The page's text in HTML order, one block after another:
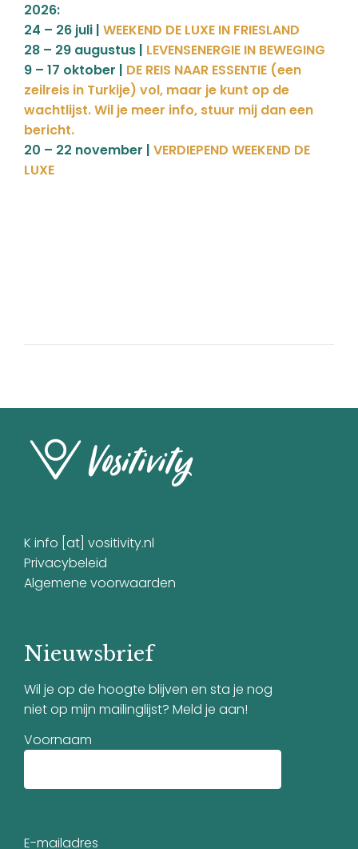
2026:
24 – 26 juli | WEEKEND DE LUXE IN FRIESLAND
28 – 29 augustus | LEVENSENERGIE IN BEWEGING
9 – 17 oktober | DE REIS NAAR ESSENTIE (een
zeilreis in Turkije) vol, maar je kunt op de
wachtlijst. Wil je meer info, stuur mij dan een
bericht.
20 – 22 november | VERDIEPEND WEEKEND DE
LUXE
K info [at] vositivity.nl
Privacybeleid
Algemene voorwaarden
Nieuwsbrief
Wil je op de hoogte blijven en sta je nog
niet op mijn mailinglijst? Meld je aan!
Voornaam
E-mailadres